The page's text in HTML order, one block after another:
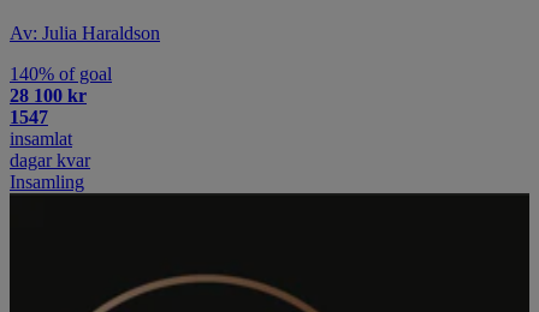
Av: Julia Haraldson
140% of goal
28 100 kr
1547
insamlat
dagar kvar
Insamling